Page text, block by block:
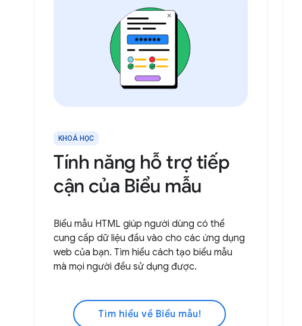
KHOÁ HỌC
Tính năng hỗ trợ tiếp
cận của Biểu mẫu
Biểu mẫu HTML giúp người dùng có thể
cung cấp dữ liệu đầu vào cho các ứng dụng
web của bạn. Tìm hiểu cách tạo biểu mẫu
mà mọi người đều sử dụng được.
Tìm hiểu về Biểu mẫu!